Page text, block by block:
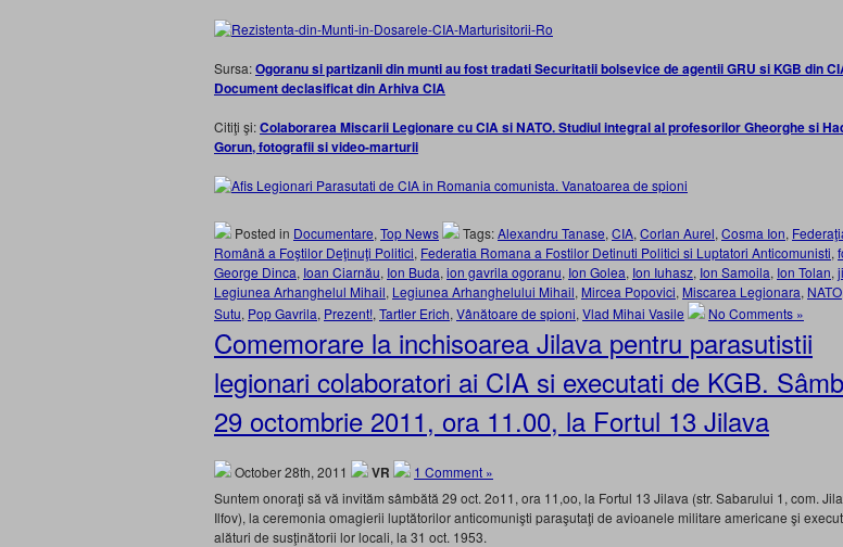
Sursa:Ogoranu si partizanii din munti au fost tradati Securitatii bolsevice de agentii GRU si KGB din
Document declasificat din Arhiva CIA
Citiţi şi:Colaborarea Miscarii Legionare cu CIA si NATO. Studiul integral al profesorilor Gheorghe si
Gorun, fotografii si video-marturii
Posted in Documentare, Top News Tags:Alexandru Tanase, CIA, Corlan Aurel, Cosma Ion,
Română a Foştilor Deţinuţi Politici, Federatia Romana a Fostilor Detinuti Politici si Luptatori Anticomunisti,
George Dinca, Ioan Ciarnău, Ion Buda, ion gavrila ogoranu, Ion Golea, Ion Iuhasz, Ion Samoila, Ion Tolan,
Legiunea Arhanghelul Mihail, Legiunea Arhanghelului Mihail, Mircea Popovici, Miscarea Legionara, NATO
Sutu, Pop Gavrila, Prezent!, Tartler Erich, Vânătoare de spioni, Vlad Mihai Vasile No Comments »
Comemorare la inchisoarea Jilava pentru parasutistii
legionari colaboratori ai CIA si executati de KGB.
29 octombrie 2011, ora 11.00, la Fortul 13 Jilava
October 28th, 2011 VR
1 Comment »
Suntem onoraţi să vă invităm sâmbătă 29 oct. 2o11, ora 11,oo, la Fortul 13 Jilava (str. Sabarului 1, com.
Ilfov), la ceremonia omagierii luptătorilor anticomunişti paraşutaţi de avioanele militare americane şi
alături de susţinătorii lor locali, la 31 oct. 1953.